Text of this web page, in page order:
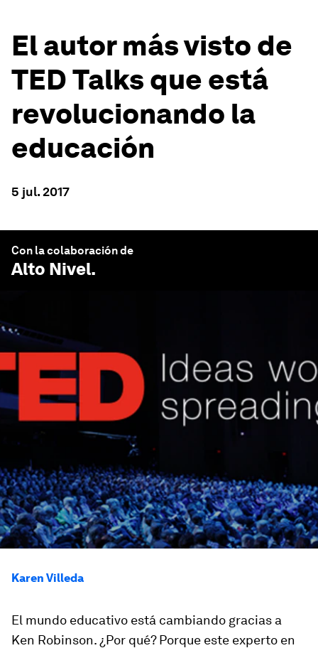
El autor más visto de
TED Talks que está
revolucionando la
educación
5 jul. 2017
Con la colaboración de
Alto Nivel.
Karen Villeda
El mundo educativo está cambiando gracias a
Ken Robinson. ¿Por qué? Porque este experto en